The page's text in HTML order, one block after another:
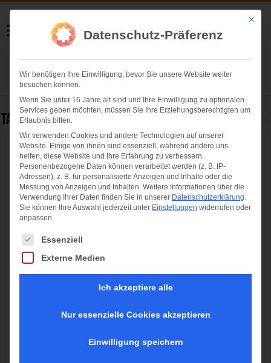
Helmut Swoboda
Fotografie
Herzlich willkommen
Tag Archives:
IFSC Boulder-WM 2014: Juliane Wurm ist
die neue Weltmeisterin im Bouldern
Es war bis zuletzt ein Kopf-an-Kopf Rennen, aber am Ende hat es
Weltmeistertitel für das deutsche Team. In einem spannenden Finale
Mit
Datenschutz-Präferenz
Wir benötigen Ihre Einwilligung, bevor Sie unsere Website weiter
besuchen können.
Wenn Sie unter 16 Jahre alt sind und Ihre Einwilligung zu optionalen
Services geben möchten, müssen Sie Ihre Erziehungsberechtigten um
Erlaubnis bitten.
Wir verwenden Cookies und andere Technologien auf unserer
Website. Einige von ihnen sind essenziell, während andere uns
helfen, diese Website und Ihre Erfahrung zu verbessern.
Personenbezogene Daten können verarbeitet werden (z. B. IP-
Adressen), z. B. für personalisierte Anzeigen und Inhalte oder die
Messung von Anzeigen und Inhalten. Weitere Informationen über die
Verwendung Ihrer Daten finden Sie in unserer Datenschutzerklärung.
Sie können Ihre Auswahl jederzeit unter Einstellungen widerrufen oder
anpassen.
Es folgt eine Liste der Service-Gruppen, für die eine Einwilligung
Essenziell
Externe Medien
Ich akzeptiere alle
Nur essenzielle Cookies akzeptieren
Einwilligung speichern